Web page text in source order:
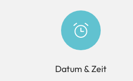
Datum & Zeit